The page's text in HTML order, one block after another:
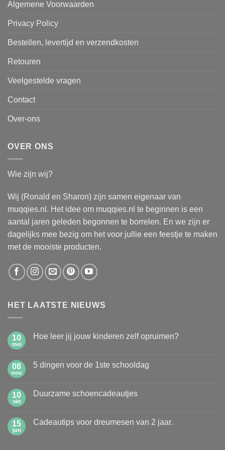
Algemene Voorwaarden
Privacy Policy
Bestellen, levertijd en verzendkosten
Retouren
Veelgestelde vragen
Contact
Over-ons
OVER ONS
Wie zijn wij?
Wij (Ronald en Sharon) zijn samen eigenaar van
muqqies.nl. Het idee om muqqies.nl te beginnen is een
aantal jaren geleden begonnen te borrelen. En we zijn er
dagelijks mee bezig om het voor jullie een feestje te maken
met de mooiste producten.
HET LAATSTE NIEUWS
10
mei
Hoe leer jij jouw kinderen zelf opruimen?
Hoe
kinderen
zelf
08
nov
5 dingen voor de 1ste schooldag
5
1ste
schooldag
10
okt
Duurzame schoencadeautjes
Duurzame
15
jun
Cadeautips voor dreumesen van 2 jaar.